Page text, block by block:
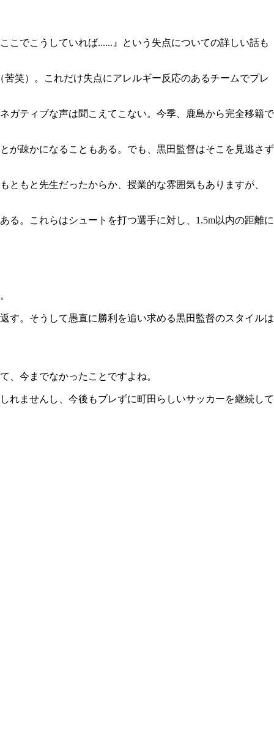
でこうしていれば......』という失点についての詳しい話も
笑）。これだけ失点にアレルギー反応のあるチームでプレ
ガティブな声は聞こえてこない。今季、鹿島から完全移籍で
が疎かになることもある。でも、黒田監督はそこを見逃さず
もと先生だったからか、授業的な雰囲気もありますが、
。これらはシュートを打つ選手に対し、1.5m以内の距離に
す。そうして愚直に勝利を追い求める黒田監督のスタイルは
、今までなかったことですよね。
れませんし、今後もブレずに町田らしいサッカーを継続して